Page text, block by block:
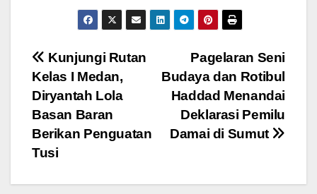
Navigasi
pos
Pagelaran Seni
Budaya dan Rotibul
Haddad Menandai
Deklarasi Pemilu
Damai di Sumut
Kunjungi Rutan
Kelas I Medan,
Diryantah Lola
Basan Baran
Berikan Penguatan
Tusi